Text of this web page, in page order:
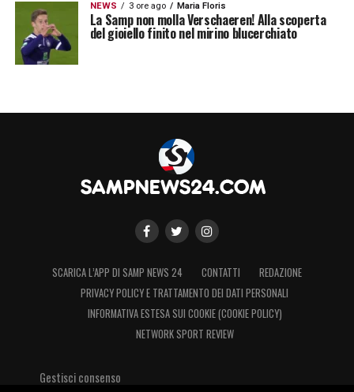
NEWS 3 ore ago Maria Floris
La Samp non molla Verschaeren! Alla scoperta
del gioiello finito nel mirino blucerchiato
SCARICA L’APP DI SAMP NEWS 24 CONTATTI
REDAZIONE
PRIVACY POLICY E TRATTAMENTO DEI DATI PERSONALI
INFORMATIVA ESTESA SUI COOKIE (COOKIE POLICY)
NETWORK SPORT REVIEW
Gestisci consenso